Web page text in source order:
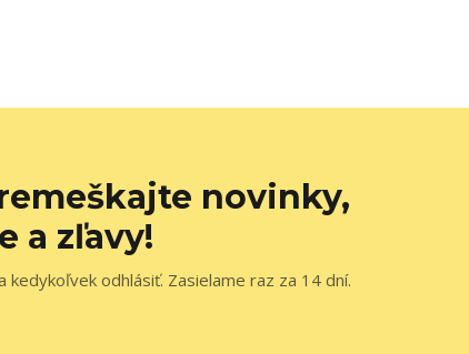
novinky,
a zľavy!
kedykoľvek odhlásiť. Zasielame raz za 14 dní.